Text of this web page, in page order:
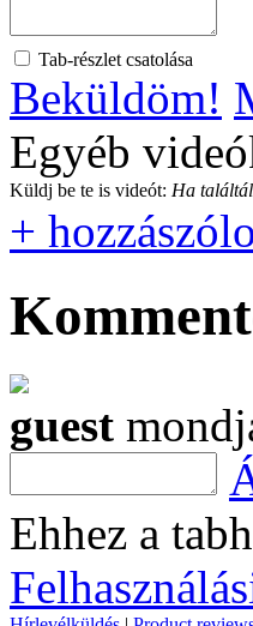
Tab-részlet csatolása
Beküldöm!
Egyéb
Küldj be te is videót: Ha
+
guest
Ehhez a